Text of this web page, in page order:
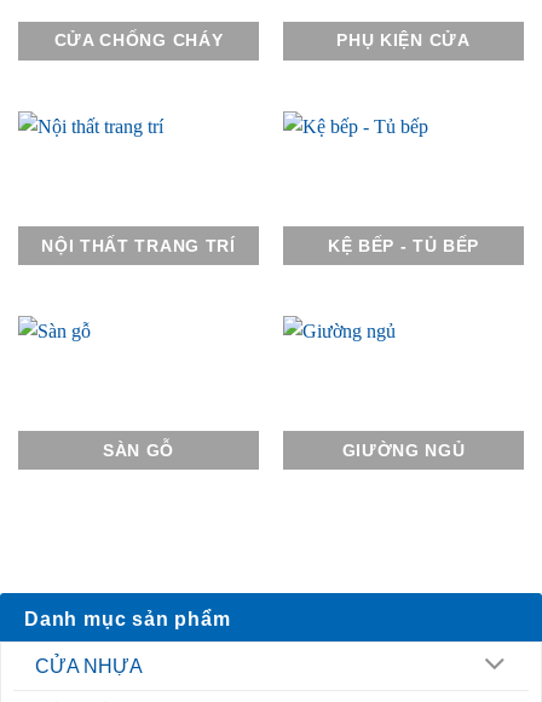
CỬA CHỐNG CHÁY PHỤ KIỆN CỬA
NỘI THẤT TRANG TRÍ KỆ BẾP - TỦ BẾP
SÀN GỖ GIƯỜNG NGỦ
Danh mục sản phẩm
CỬA NHỰA